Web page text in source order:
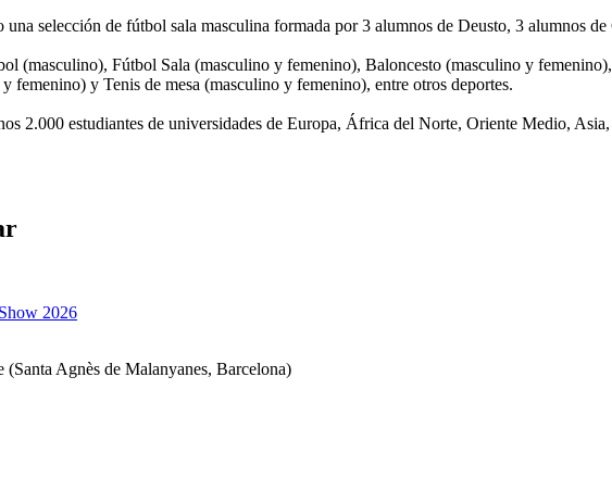
una selección de fútbol sala masculina formada por 3 alumnos de Deusto, 3 alumnos
(masculino), Fútbol Sala (masculino y femenino), Baloncesto (masculino y
femenino) y Tenis de mesa (masculino y femenino), entre otros deportes.
2.000 estudiantes de universidades de Europa, África del Norte, Oriente Medio,
2026
Agnès de Malanyanes, Barcelona)